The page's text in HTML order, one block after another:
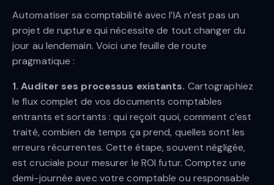
Automatiser sa comptabilité avec l’IA n’est pas un
projet de rupture qui nécessite de tout changer du
jour au lendemain. Voici une feuille de route
pragmatique :
1. Auditer ses processus existants. Cartographiez
le flux complet de vos documents comptables
entrants et sortants : qui reçoit quoi, comment c’est
traité, combien de temps ça prend, quelles sont les
erreurs récurrentes. Cette étape, souvent négligée,
est cruciale pour mesurer le ROI futur. Comptez une
demi-journée avec votre comptable ou responsable